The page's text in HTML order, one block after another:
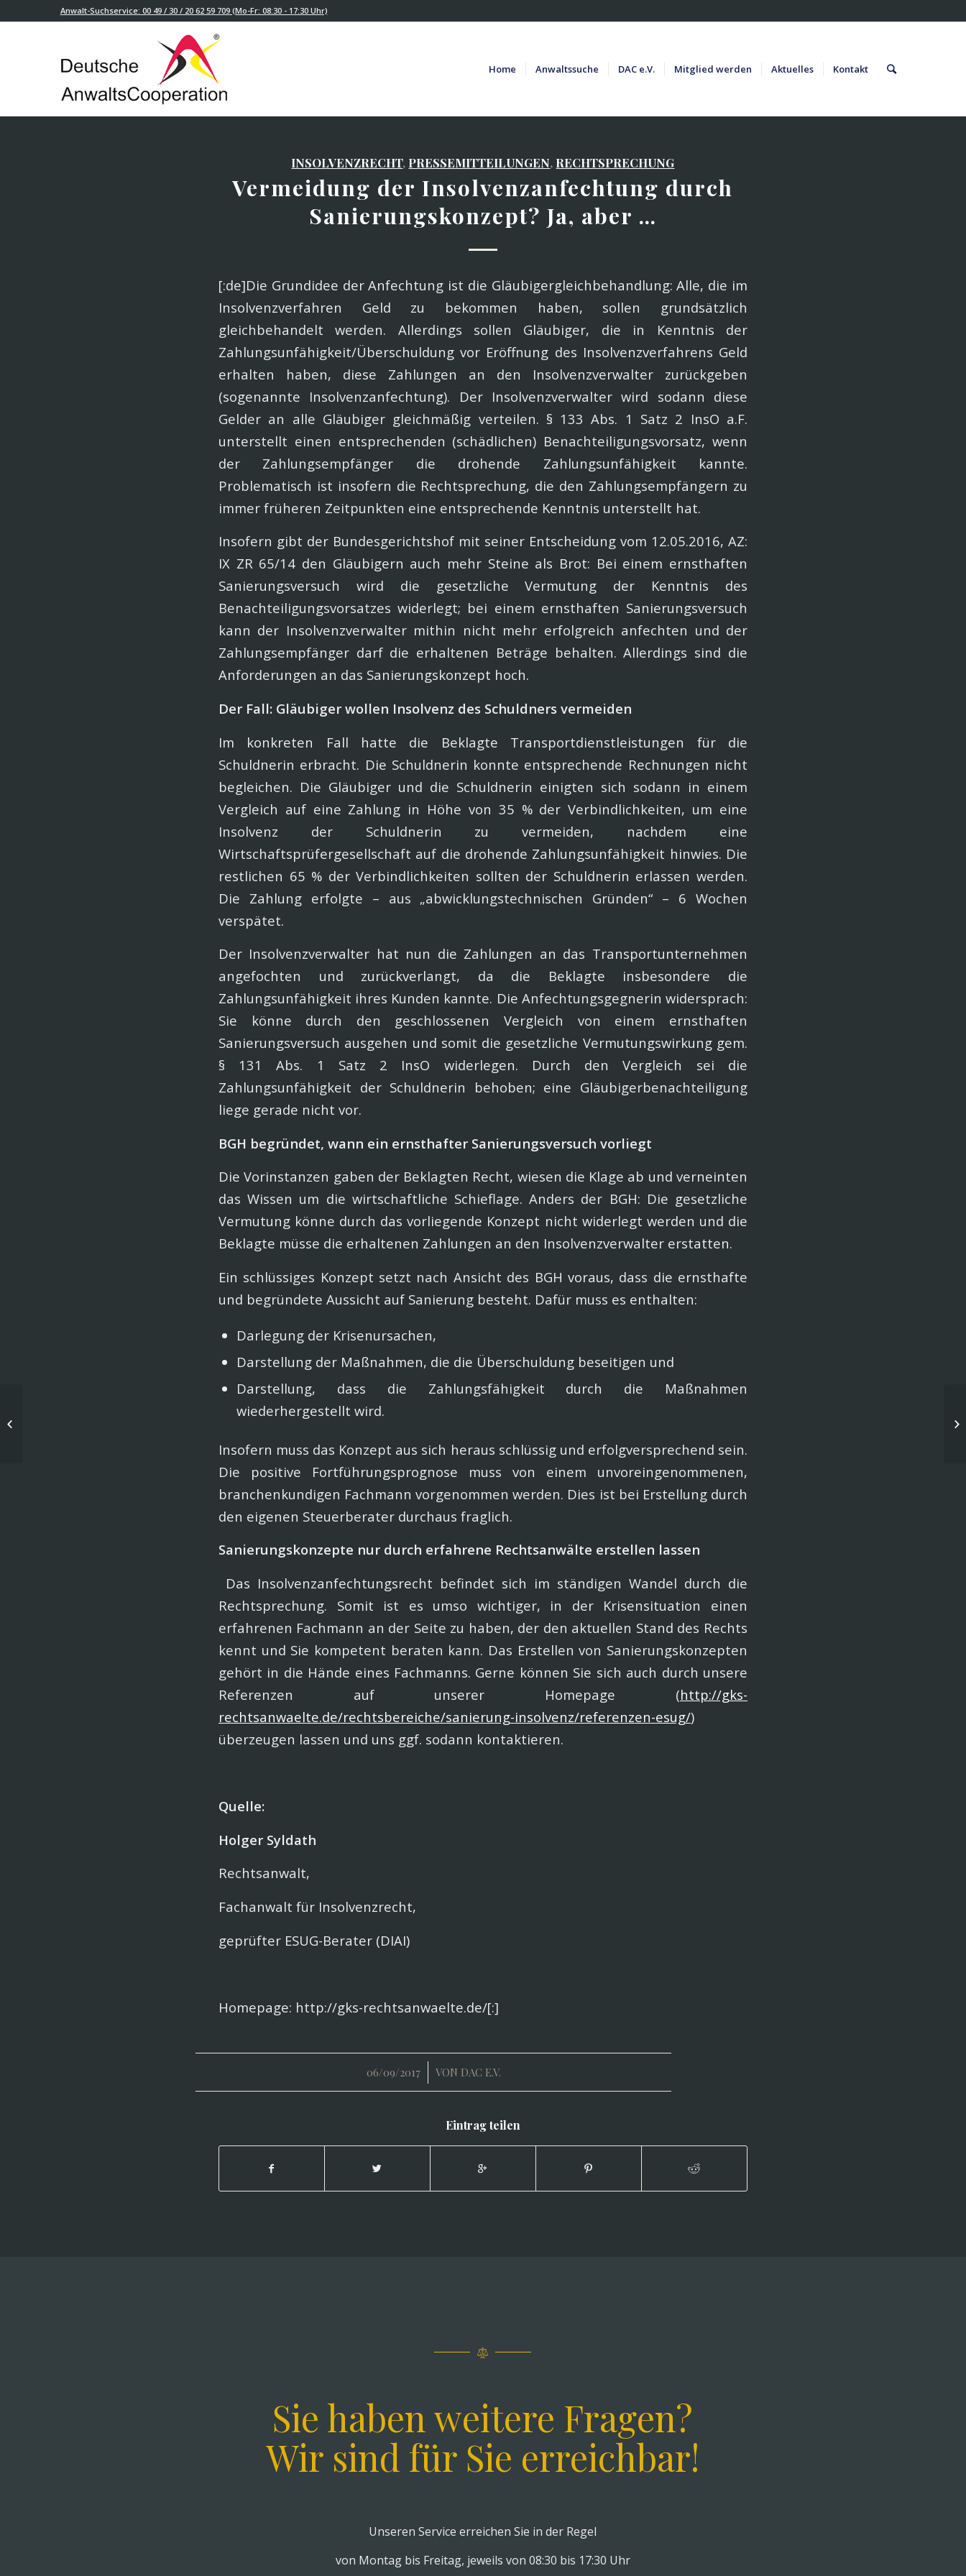
Anwalt-Suchservice: 00 49 / 30 / 20 62 59 709 (Mo-Fr: 08:30 - 17:30 Uhr)
Home Anwaltssuche DAC e.V. Mitglied werden Aktuelles Kontakt
INSOLVENZRECHT, PRESSEMITTEILUNGEN, RECHTSPRECHUNG
Vermeidung der Insolvenzanfechtung durch
Sanierungskonzept? Ja, aber …
[:de]Die Grundidee der Anfechtung ist die Gläubigergleichbehandlung: Alle, die im
Insolvenzverfahren Geld zu bekommen haben, sollen grundsätzlich
gleichbehandelt werden. Allerdings sollen Gläubiger, die in Kenntnis der
Zahlungsunfähigkeit/Überschuldung vor Eröffnung des Insolvenzverfahrens Geld
erhalten haben, diese Zahlungen an den Insolvenzverwalter zurückgeben
(sogenannte Insolvenzanfechtung). Der Insolvenzverwalter wird sodann diese
Gelder an alle Gläubiger gleichmäßig verteilen. § 133 Abs. 1 Satz 2 InsO a.F.
unterstellt einen entsprechenden (schädlichen) Benachteiligungsvorsatz, wenn
der Zahlungsempfänger die drohende Zahlungsunfähigkeit kannte.
Problematisch ist insofern die Rechtsprechung, die den Zahlungsempfängern zu
immer früheren Zeitpunkten eine entsprechende Kenntnis unterstellt hat.
Insofern gibt der Bundesgerichtshof mit seiner Entscheidung vom 12.05.2016, AZ:
IX ZR 65/14 den Gläubigern auch mehr Steine als Brot: Bei einem ernsthaften
Sanierungsversuch wird die gesetzliche Vermutung der Kenntnis des
Benachteiligungsvorsatzes widerlegt; bei einem ernsthaften Sanierungsversuch
kann der Insolvenzverwalter mithin nicht mehr erfolgreich anfechten und der
Zahlungsempfänger darf die erhaltenen Beträge behalten. Allerdings sind die
Anforderungen an das Sanierungskonzept hoch.
Der Fall: Gläubiger wollen Insolvenz des Schuldners vermeiden
Im konkreten Fall hatte die Beklagte Transportdienstleistungen für die
Schuldnerin erbracht. Die Schuldnerin konnte entsprechende Rechnungen nicht
begleichen. Die Gläubiger und die Schuldnerin einigten sich sodann in einem
Vergleich auf eine Zahlung in Höhe von 35 % der Verbindlichkeiten, um eine
Insolvenz der Schuldnerin zu vermeiden, nachdem eine
Wirtschaftsprüfergesellschaft auf die drohende Zahlungsunfähigkeit hinwies. Die
restlichen 65 % der Verbindlichkeiten sollten der Schuldnerin erlassen werden.
Die Zahlung erfolgte – aus „abwicklungstechnischen Gründen“ – 6 Wochen
verspätet.
Der Insolvenzverwalter hat nun die Zahlungen an das Transportunternehmen
angefochten und zurückverlangt, da die Beklagte insbesondere die
Zahlungsunfähigkeit ihres Kunden kannte. Die Anfechtungsgegnerin widersprach:
Sie könne durch den geschlossenen Vergleich von einem ernsthaften
Sanierungsversuch ausgehen und somit die gesetzliche Vermutungswirkung gem.
§ 131 Abs. 1 Satz 2 InsO widerlegen. Durch den Vergleich sei die
Zahlungsunfähigkeit der Schuldnerin behoben; eine Gläubigerbenachteiligung
liege gerade nicht vor.
BGH begründet, wann ein ernsthafter Sanierungsversuch vorliegt
Die Vorinstanzen gaben der Beklagten Recht, wiesen die Klage ab und verneinten
das Wissen um die wirtschaftliche Schieflage. Anders der BGH: Die gesetzliche
Vermutung könne durch das vorliegende Konzept nicht widerlegt werden und die
Beklagte müsse die erhaltenen Zahlungen an den Insolvenzverwalter erstatten.
Ein schlüssiges Konzept setzt nach Ansicht des BGH voraus, dass die ernsthafte
und begründete Aussicht auf Sanierung besteht. Dafür muss es enthalten:
Darlegung der Krisenursachen,
Darstellung der Maßnahmen, die die Überschuldung beseitigen und
Darstellung, dass die Zahlungsfähigkeit durch die Maßnahmen
wiederhergestellt wird.
Insofern muss das Konzept aus sich heraus schlüssig und erfolgversprechend sein.
Die positive Fortführungsprognose muss von einem unvoreingenommenen,
branchenkundigen Fachmann vorgenommen werden. Dies ist bei Erstellung durch
den eigenen Steuerberater durchaus fraglich.
Sanierungskonzepte nur durch erfahrene Rechtsanwälte erstellen lassen
Das Insolvenzanfechtungsrecht befindet sich im ständigen Wandel durch die
Rechtsprechung. Somit ist es umso wichtiger, in der Krisensituation einen
erfahrenen Fachmann an der Seite zu haben, der den aktuellen Stand des Rechts
kennt und Sie kompetent beraten kann. Das Erstellen von Sanierungskonzepten
gehört in die Hände eines Fachmanns. Gerne können Sie sich auch durch unsere
Referenzen auf unserer Homepage (http://gks-
rechtsanwaelte.de/rechtsbereiche/sanierung-insolvenz/referenzen-esug/)
überzeugen lassen und uns ggf. sodann kontaktieren.
Quelle:
Holger Syldath
Rechtsanwalt,
Fachanwalt für Insolvenzrecht,
geprüfter ESUG-Berater (DIAI)
Homepage: http://gks-rechtsanwaelte.de/[:]
06/09/2017
/ VON DAC E.V.
Eintrag teilen
Sie haben weitere Fragen?
Wir sind für Sie erreichbar!
Unseren Service erreichen Sie in der Regel
von Montag bis Freitag, jeweils von 08:30 bis 17:30 Uhr